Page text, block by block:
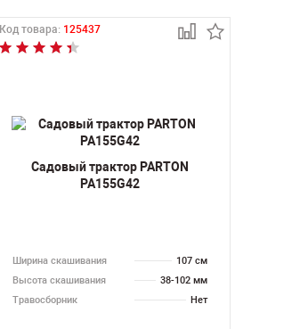
Код товара: 125437
Садовый трактор PARTON
PA155G42
Ширина скашивания
107 см
Высота скашивания
38-102 мм
Травосборник
Нет